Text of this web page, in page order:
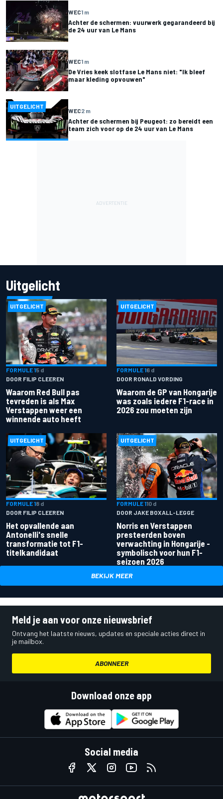
WEC1 m
Achter de schermen: vuurwerk gegarandeerd bij
de 24 uur van Le Mans
WEC1 m
De Vries keek slotfase Le Mans niet: "Ik bleef
maar kleding opvouwen"
UITGELICHT
WEC2 m
Achter de schermen bij Peugeot: zo bereidt een
team zich voor op de 24 uur van Le Mans
Uitgelicht
UITGELICHT
FORMULE 15 d
DOOR FILIP CLEEREN
Waarom Red Bull pas
tevreden is als Max
Verstappen weer een
winnende auto heeft
UITGELICHT
FORMULE 16 d
DOOR RONALD VORDING
Waarom de GP van Hongarije
was zoals iedere F1-race in
2026 zou moeten zijn
UITGELICHT
FORMULE 18 d
DOOR FILIP CLEEREN
Het opvallende aan
Antonelli's snelle
transformatie tot F1-
titelkandidaat
UITGELICHT
FORMULE 110 d
DOOR JAKE BOXALL-LEGGE
Norris en Verstappen
presteerden boven
verwachting in Hongarije -
symbolisch voor hun F1-
seizoen 2026
BEKIJK MEER
Meld je aan voor onze nieuwsbrief
Ontvang het laatste nieuws, updates en speciale acties direct in
je mailbox.
ABONNEER
Download onze app
Social media